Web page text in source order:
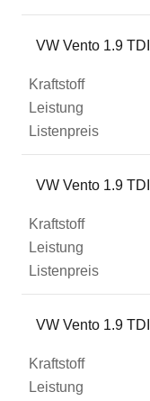
VW Vento 1.9
VW Vento 1.9
VW Vento 1.9